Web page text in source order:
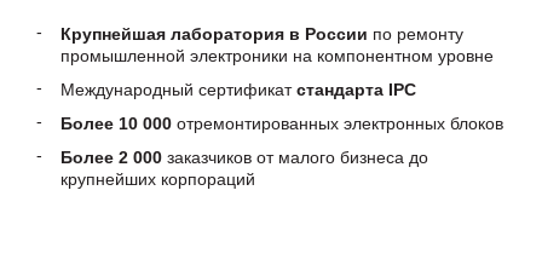
Крупнейшая лаборатория в России по ремонту
промышленной электроники на компонентном уровне
Международный сертификатстандарта IPC
Более 10 000 отремонтированных электронных блоков
Более 2 000 заказчиков от малого бизнеса до
крупнейших корпораций